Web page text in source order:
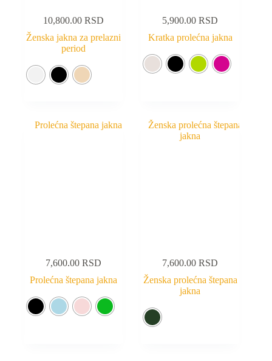
10,800.00RSD
Ženska jakna za prelazni
period
5,900.00RSD
Kratka prolećna jakna
7,600.00RSD
Prolećna štepana jakna
7,600.00RSD
Ženska prolećna štepana
jakna